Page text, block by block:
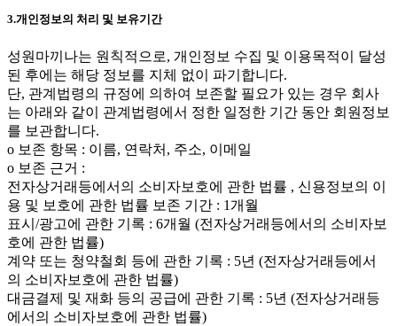
3.개인정보의 처리 및 보유기간
성원마끼나는 원칙적으로, 개인정보 수집 및 이용목적이 달성
된 후에는 해당 정보를 지체 없이 파기합니다.
단, 관계법령의 규정에 의하여 보존할 필요가 있는 경우 회사
는 아래와 같이 관계법령에서 정한 일정한 기간 동안 회원정보
를 보관합니다.
ο 보존 항목 : 이름, 연락처, 주소, 이메일
ο 보존 근거 :
전자상거래등에서의 소비자보호에 관한 법률 , 신용정보의 이
용 및 보호에 관한 법률 보존 기간 : 1개월
표시/광고에 관한 기록 : 6개월 (전자상거래등에서의 소비자보
호에 관한 법률)
계약 또는 청약철회 등에 관한 기록 : 5년 (전자상거래등에서
의 소비자보호에 관한 법률)
대금결제 및 재화 등의 공급에 관한 기록 : 5년 (전자상거래등
에서의 소비자보호에 관한 법률)